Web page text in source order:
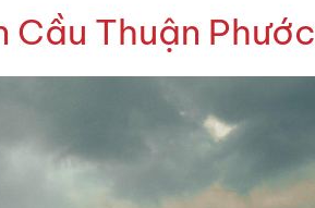
Cầu Thuận Phước